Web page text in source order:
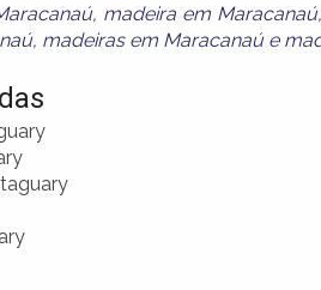
, madeira em Maracanaú,
, madeiras em Maracanaúe